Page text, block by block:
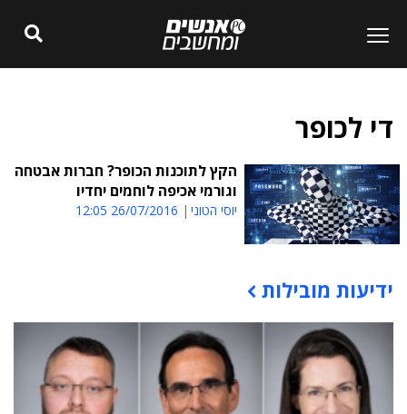
די לכופר
הקץ לתוכנות הכופר? חברות אבטחה
וגורמי אכיפה לוחמים יחדיו
יוסי הטוני 26/07/2016 12:05
תוכן פרסומי
ידיעות מובילות